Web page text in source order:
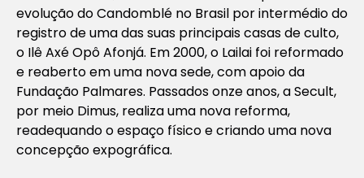
evolução do Candomblé no Brasil por intermédio do
registro de uma das suas principais casas de culto,
o Ilê Axé Opô Afonjá. Em 2000, o Lailai foi reformado
e reaberto em uma nova sede, com apoio da
Fundação Palmares. Passados onze anos, a Secult,
por meio Dimus, realiza uma nova reforma,
readequando o espaço físico e criando uma nova
concepção expográfica.